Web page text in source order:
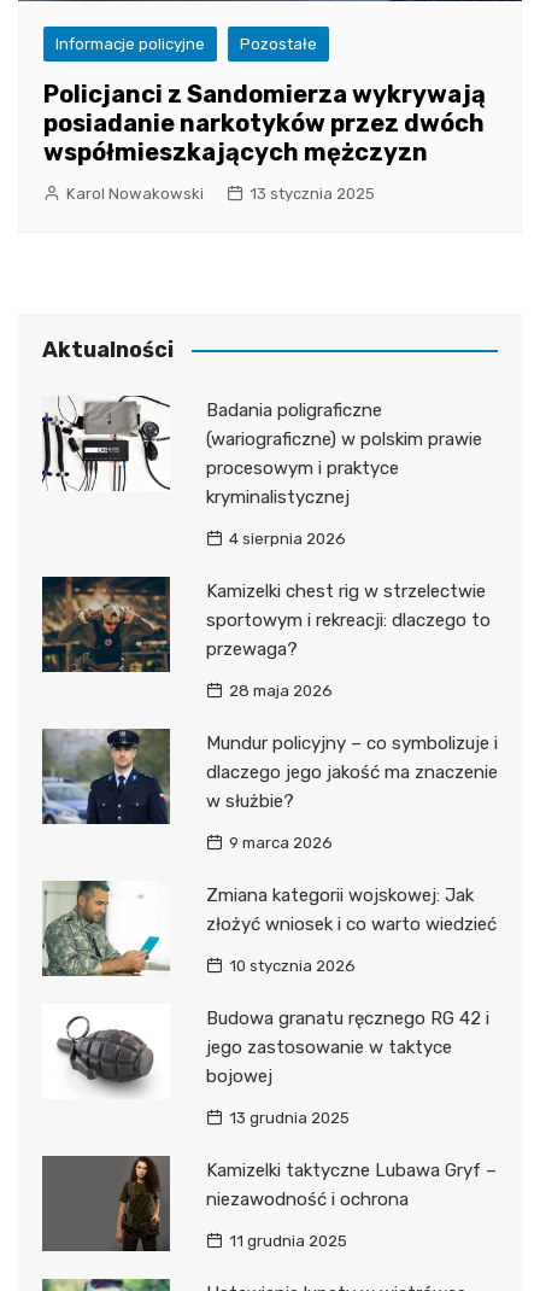
Informacje policyjne Pozostałe
Policjanci z Sandomierza wykrywają
posiadanie narkotyków przez dwóch
współmieszkających mężczyzn
Karol Nowakowski 13 stycznia 2025
Aktualności
Badania poligraficzne
(wariograficzne) w polskim prawie
procesowym i praktyce
kryminalistycznej
4 sierpnia 2026
Kamizelki chest rig w strzelectwie
sportowym i rekreacji: dlaczego to
przewaga?
28 maja 2026
Mundur policyjny – co symbolizuje i
dlaczego jego jakość ma znaczenie
w służbie?
9 marca 2026
Zmiana kategorii wojskowej: Jak
złożyć wniosek i co warto wiedzieć
10 stycznia 2026
Budowa granatu ręcznego RG 42 i
jego zastosowanie w taktyce
bojowej
13 grudnia 2025
Kamizelki taktyczne Lubawa Gryf –
niezawodność i ochrona
11 grudnia 2025